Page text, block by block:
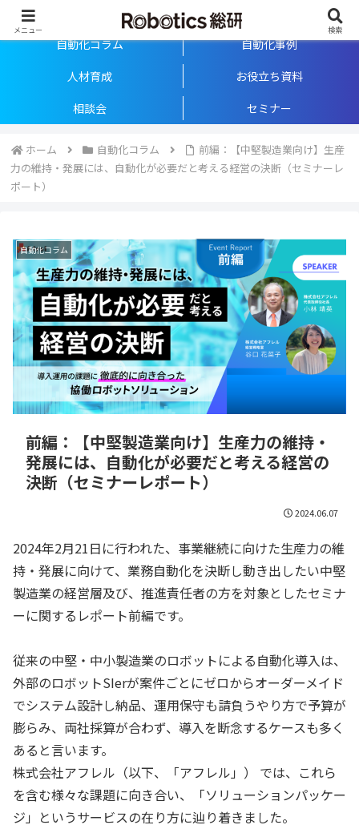
「人が真ん中」の自動化を支援するメディア
自動化コラム
自動化事例
人材育成
お役立ち資料
相談会
セミナー
ホーム 自動化コラム
前編：【中堅製造業向け】生産
力の維持・発展には、自動化が必要だと考える経営の決断（セミナーレ
ポート）
自動化コラム
前編：【中堅製造業向け】生産力の維持・
発展には、自動化が必要だと考える経営の
決断（セミナーレポート）
2024.06.07
2024年2月21日に行われた、事業継続に向けた生産力の維
持・発展に向けて、業務自動化を決断し動き出したい中堅
製造業の経営層及び、推進責任者の方を対象としたセミナ
ーに関するレポート前編です。
従来の中堅・中小製造業のロボットによる自動化導入は、
外部のロボットSIerが案件ごとにゼロからオーダーメイド
でシステム設計し納品、運用保守も請負うやり方で予算が
膨らみ、両社採算が合わず、導入を断念するケースも多く
あると言います。
株式会社アフレル（以下、「アフレル」） では、これら
を含む様々な課題に向き合い、「ソリューションパッケー
ジ」というサービスの在り方に辿り着きました。
メニュー 検索